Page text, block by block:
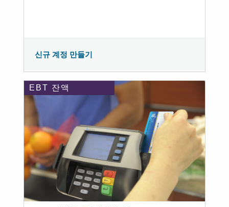
신규 계정 만들기
EBT 잔액